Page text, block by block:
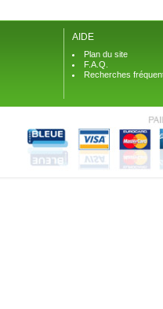
AIDE
Plan du site
F.A.Q.
Recherches